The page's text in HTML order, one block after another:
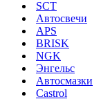
SCT
Автосвечи
APS
BRISK
NGK
Энгельс
Автосмазки
Castrol